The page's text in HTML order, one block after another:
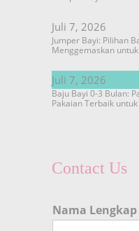
Juli 7, 2026
Jumper Bayi: Pilihan
Menggemaskan untuk
Juli 7, 2026
Baju Bayi 0-3 Bulan:
Pakaian Terbaik
Contact Us
Nama Lengkap